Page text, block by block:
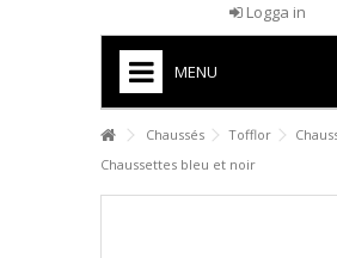
Logga in
MENU
HOME
STÖVLAR
Chaussés Tofflor
Chaussettes bleu et noir